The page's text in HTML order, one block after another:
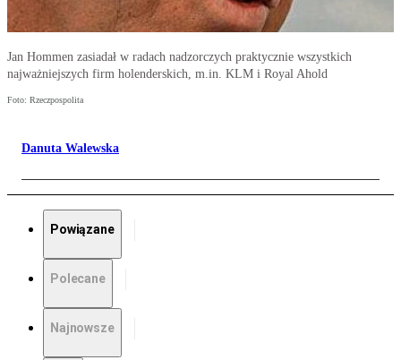
Jan Hommen zasiadał w radach nadzorczych praktycznie wszystkich
najważniejszych firm holenderskich, m.in. KLM i Royal Ahold
Foto: Rzeczpospolita
Danuta Walewska
Powiązane
Polecane
Najnowsze